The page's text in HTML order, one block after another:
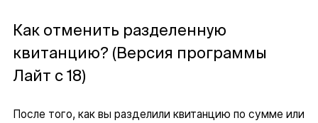
Как отменить разделенную
квитанцию? (Версия программы
Лайт с 18)
После того, как вы разделили квитанцию по сумме или